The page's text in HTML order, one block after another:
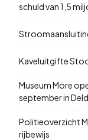
schuld van 1,5
Kaveluitgifte
Museum More
september in
Politieoverzicht
rijbewijs